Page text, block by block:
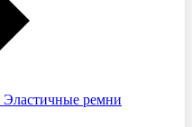
Эластичные ремни